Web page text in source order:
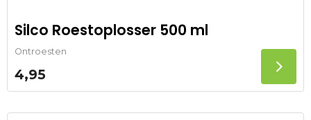
Silco Roestoplosser 500 ml
Ontroesten
4,95